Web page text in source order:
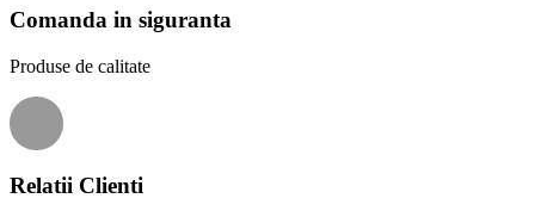
Comanda in siguranta
Produse de calitate
Relatii Clienti